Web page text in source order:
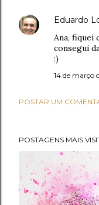
Eduardo
Ana, fiquei
consegui
:)
14 de março
POSTAR UM
POSTAGENS MAIS